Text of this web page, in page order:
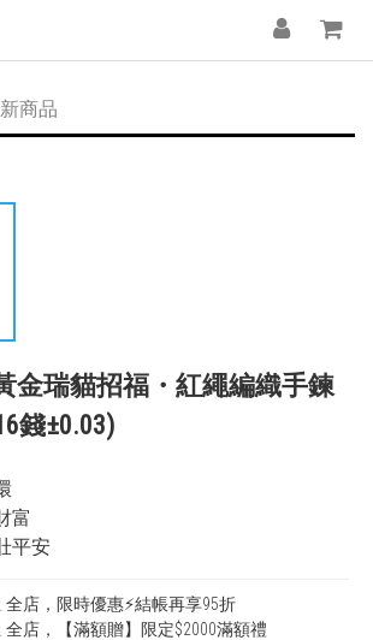
商品
金瑞貓招福・紅繩編織手鍊
錢±0.03)
富
平安
全店，限時優惠⚡結帳再享95折
全店，【滿額贈】限定$2000滿額禮